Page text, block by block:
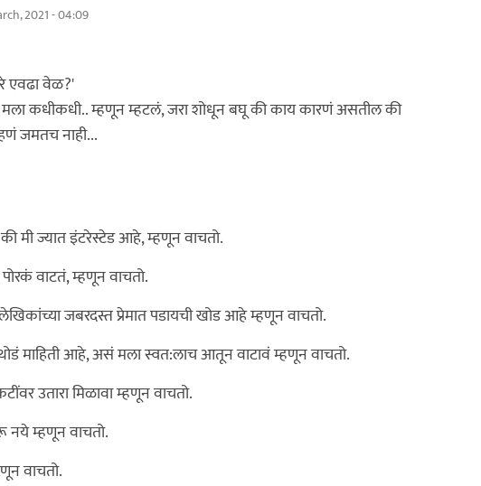
2021 - 04:09
एवढा वेळ?'
मला कधीकधी.. म्हणून म्हटलं, जरा शोधून बघू की काय कारणं असतील की
जमतच नाही...
मी ज्यात इंटरेस्टेड आहे, म्हणून वाचतो.
वाटतं, म्हणून वाचतो.
जबरदस्त प्रेमात पडायची खोड आहे म्हणून वाचतो.
थोडं माहिती आहे, असं मला स्वत:लाच आतून वाटावं म्हणून वाचतो.
उतारा मिळावा म्हणून वाचतो.
म्हणून वाचतो.
वाचतो.